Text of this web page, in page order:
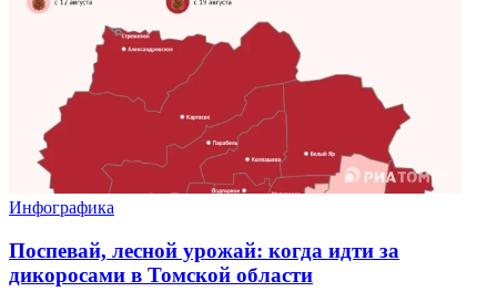
Инфографика
Поспевай, лесной урожай: когда идти за
дикоросами в Томской области